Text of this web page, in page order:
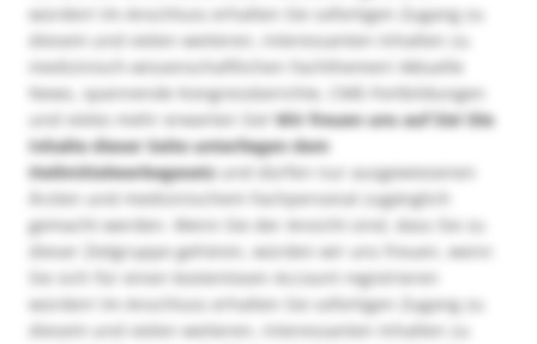
würden! Im Anschluss erhalten Sie sofortigen Zugang zu
diesem und vielen weiteren, interessanten Inhalten zu
medizinisch-wissenschaftlichen Fachthemen! Aktuelle
News, spannende Kongressberichte, CME-Fortbildungen
und vieles mehr erwarten Sie!Wir freuen uns auf Sie! Die
Inhalte dieser Seite unterliegen dem
Heilmittelwerbegesetzund dürfen nur ausgewiesenen
Ärzten und medizinischem Fachpersonal zugänglich
gemacht werden. Wenn Sie der Ansicht sind, dass Sie zu
dieser Zielgruppe gehören, würden wir uns freuen, wenn
Sie sich für einen kostenlosen Account registrieren
würden! Im Anschluss erhalten Sie sofortigen Zugang zu
diesem und vielen weiteren, interessanten Inhalten zu